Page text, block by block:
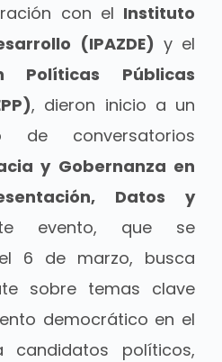
con el Instituto
(IPAZDE) y el
Políticas Públicas
, dieron inicio a un
de conversatorios
y Gobernanza en
Datos y
evento, que se
6 de marzo, busca
sobre temas clave
democrático en el
candidatos políticos,